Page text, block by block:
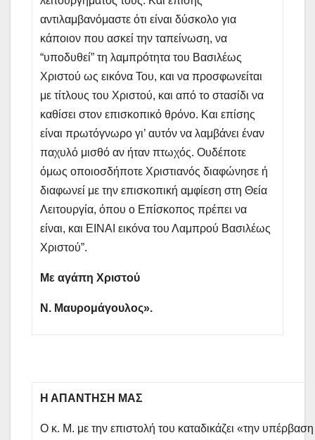
αντιλαμβανόμαστε ότι είναι δύσκολο για
κάποιον που ασκεί την ταπείνωση, να
“υποδυθεί” τη λαμπρότητα του Βασιλέως
Χριστού ως εικόνα Του, και να προσφωνείται
με τίτλους του Χριστού, και από το στασίδι να
καθίσει στον επισκοπικό θρόνο. Και επίσης
είναι πρωτόγνωρο γι’ αυτόν να λαμβάνει έναν
παχυλό μισθό αν ήταν πτωχός. Ουδέποτε
όμως οποιοσδήποτε Χριστιανός διαφώνησε ή
διαφωνεί με την επισκοπική αμφίεση στη Θεία
Λειτουργία, όπου ο Επίσκοπος πρέπει να
είναι, και ΕΙΝΑΙ εικόνα του Λαμπρού Βασιλέως
Χριστού”.
Με αγάπη Χριστού
Ν. Μαυρομάγουλος».
Η ΑΠΑΝΤΗΣΗ ΜΑΣ
Ο κ. Μ. με την επιστολή του καταδικάζει «την